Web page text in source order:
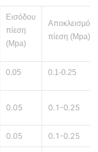
Εισόδου
πίεση
(Mpa)
Αποκλεισμός
πίεση (Mpa)
0.05 0.1-0.25
0.05 0.1-0.25
0.05 0.1-0.25